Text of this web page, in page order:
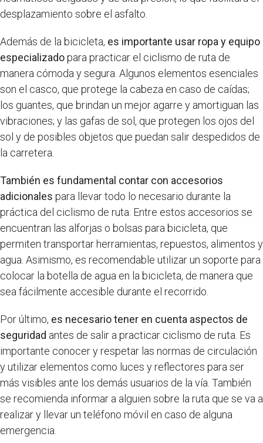
desplazamiento sobre el asfalto.
Además de la bicicleta, es importante usar ropa y equipo
especializadopara practicar el ciclismo de ruta de
manera cómoda y segura. Algunos elementos esenciales
son el casco, que protege la cabeza en caso de caídas;
los guantes, que brindan un mejor agarre y amortiguan las
vibraciones; y las gafas de sol, que protegen los ojos del
sol y de posibles objetos que puedan salir despedidos de
la carretera.
También es fundamental contar con accesorios
adicionales para llevar todo lo necesario durante la
práctica del ciclismo de ruta. Entre estos accesorios se
encuentran las alforjas o bolsas para bicicleta, que
permiten transportar herramientas, repuestos, alimentos y
agua. Asimismo, es recomendable utilizar un soporte para
colocar la botella de agua en la bicicleta, de manera que
sea fácilmente accesible durante el recorrido.
Por último, es necesario tener en cuenta aspectos de
seguridad antes de salir a practicar ciclismo de ruta. Es
importante conocer y respetar las normas de circulación
y utilizar elementos como luces y reflectores para ser
más visibles ante los demás usuarios de la vía. También
se recomienda informar a alguien sobre la ruta que se va a
realizar y llevar un teléfono móvil en caso de alguna
emergencia.